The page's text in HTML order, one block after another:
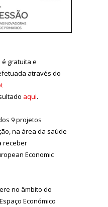
gratuita e
através do
aqui.
9 projetos
na área da saúde
receber
Economic
no âmbito do
Económico